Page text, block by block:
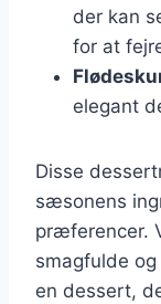
der kan
for at
elegant
Disse
sæsonens
præferencer.
smagfulde
en dessert,